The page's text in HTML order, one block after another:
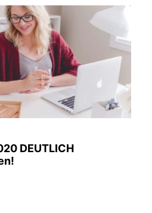
DEUTLICH